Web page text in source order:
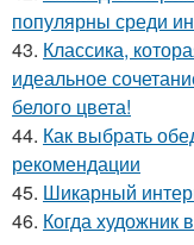
популярны среди
43. Классика,
идеальное
белого цвета!
44. Как выбрать
рекомендации
45. Шикарный
46. Когда художник